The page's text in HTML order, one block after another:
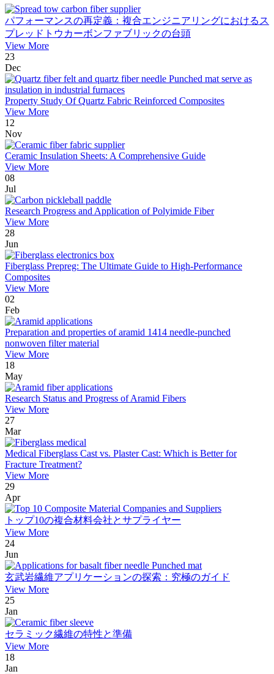
パフォーマンスの再定義：複合エンジニアリングにおけるス
プレッドトウカーボンファブリックの台頭
View More
23
Dec
Property Study Of Quartz Fabric Reinforced Composites
View More
12
Nov
Ceramic Insulation Sheets: A Comprehensive Guide
View More
08
Jul
Research Progress and Application of Polyimide Fiber
View More
28
Jun
Fiberglass Prepreg: The Ultimate Guide to High-Performance
Composites
View More
02
Feb
Preparation and properties of aramid 1414 needle-punched
nonwoven filter material
View More
18
May
Research Status and Progress of Aramid Fibers
View More
27
Mar
Medical Fiberglass Cast vs. Plaster Cast: Which is Better for
Fracture Treatment?
View More
29
Apr
トップ10の複合材料会社とサプライヤー
View More
24
Jun
玄武岩繊維アプリケーションの探索：究極のガイド
View More
25
Jan
セラミック繊維の特性と準備
View More
18
Jan